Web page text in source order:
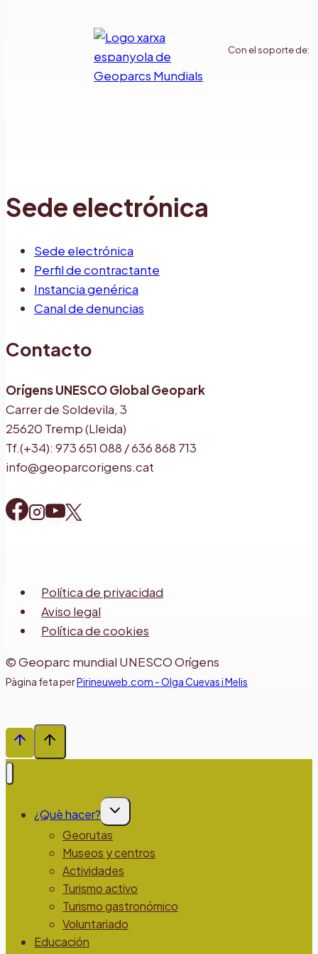
Con el soporte de:
Sede electrónica
Sede electrónica
Perfil de contractante
Instancia genérica
Canal de denuncias
Contacto
Orígens UNESCO Global Geopark
Carrer de Soldevila, 3
25620 Tremp (Lleida)
Tf.(+34): 973 651 088 / 636 868 713
info@geoparcorigens.cat
Política de privacidad
Aviso legal
Política de cookies
© Geoparc mundial UNESCO Orígens
Pàgina feta perPirineuweb.com - Olga Cuevas i Melis
¿Què hacer?
Alternar
hijo
Georutas
Museos y centros
Actividades
Turismo activo
Turismo gastronómico
Voluntariado
Educación